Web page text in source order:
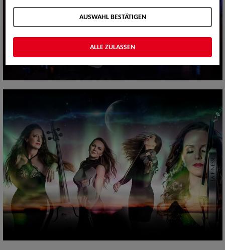
AUSWAHL BESTÄTIGEN
ALLE ZULASSEN